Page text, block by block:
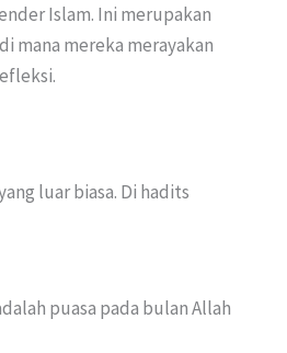
Islam. Ini merupakan
mana mereka merayakan
luar biasa. Di hadits
puasa pada bulan Allah